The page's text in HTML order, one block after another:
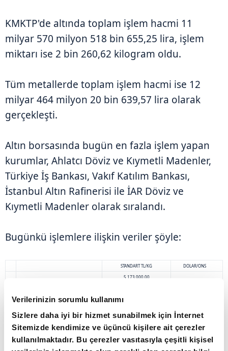
Verilerinizin sorumlu kullanımı
Sizlere daha iyi bir hizmet sunabilmek için İnternet
Sitemizde kendimize ve üçüncü kişilere ait çerezler
kullanılmaktadır. Bu çerezler vasıtasıyla çeşitli kişisel
KMKTP'de altında toplam işlem hacmi 11
milyar 570 milyon 518 bin 655,25 lira, işlem
miktarı ise 2 bin 260,62 kilogram oldu.
Tüm metallerde toplam işlem hacmi ise 12
milyar 464 milyon 20 bin 639,57 lira olarak
gerçekleşti.
Altın borsasında bugün en fazla işlem yapan
kurumlar, Ahlatcı Döviz ve Kıymetli Madenler,
Türkiye İş Bankası, Vakıf Katılım Bankası,
İstanbul Altın Rafinerisi ile İAR Döviz ve
Kıymetli Madenler olarak sıralandı.
Bugünkü işlemlere ilişkin veriler şöyle:
STANDART TL/KG DOLAR/ONS
5.173.000,00
En Düşük 4.975.000,00
En Yüksek
5.182.000,00
3.890,00
Kapanış
5.147.000,00
3.745,00
Ağırlıklı Ortalama
5.133.705,22
3.834,21
Toplam İşlem Hacmi (TL)
11.570.518.655,25